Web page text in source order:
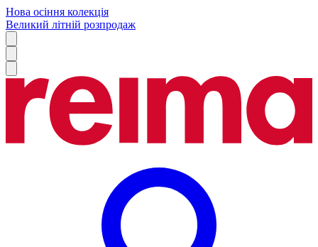
Нова осіння колекція
Великий літній розпродаж